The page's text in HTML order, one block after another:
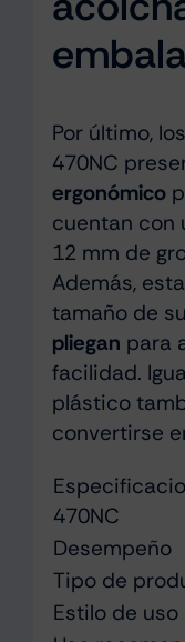
Por último,
470NC
ergonómico
cuentan con
12 mm de
Además,
tamaño de
pliegan para
facilidad.
plástico
convertirse
470NC
Desempeño
Tipo de
Estilo de uso